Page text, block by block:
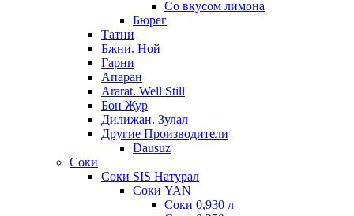
Со вкусом лимона
Бюрег
Татни
Бжни. Ной
Гарни
Апаран
Ararat. Well Still
Бон Жур
Дилижан. Зулал
Другие Производители
Dausuz
Соки
Соки SIS Натурал
Соки YAN
Соки 0,930 л